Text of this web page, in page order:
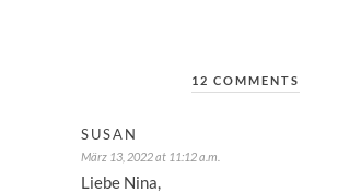
12 COMMENTS
SUSAN
März 13, 2022 at 11:12 a.m.
Liebe Nina,